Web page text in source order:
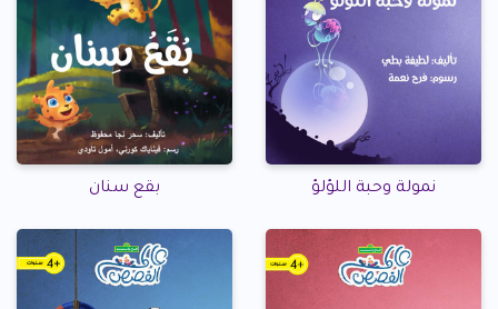
نمولة وحبة اللؤلؤ بقع سنان